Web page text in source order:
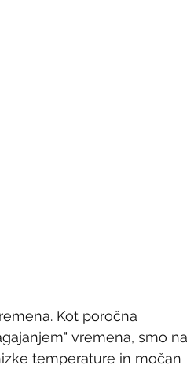
Kot poročna
vremena, smo na
temperature in močan